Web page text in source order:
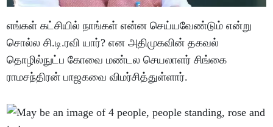
எங்கள் கட்சியில் நாங்கள் என்ன செய்யவேண்டும் என்று
சொல்ல சி.டி.ரவி யார்? என அதிமுகவின் தகவல்
தொழில்நுட்ப கோவை மண்டல செயலாளர் சிங்கை
ராமசந்திரன் பாஜகவை விமர்சித்துள்ளார்.